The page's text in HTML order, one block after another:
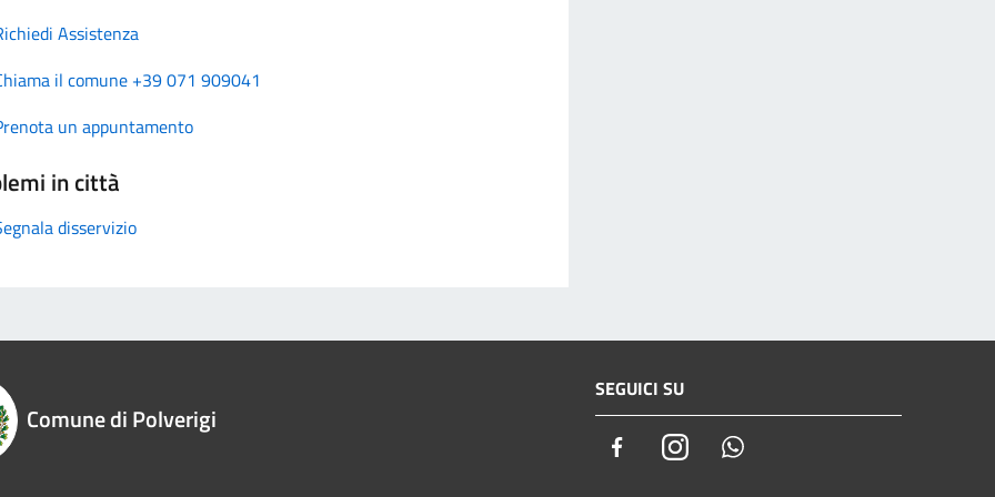
Assistenza
il comune +39 071 909041
un appuntamento
in città
disservizio
Comune di Polverigi
SEGUICI SU
FacebookInstagram